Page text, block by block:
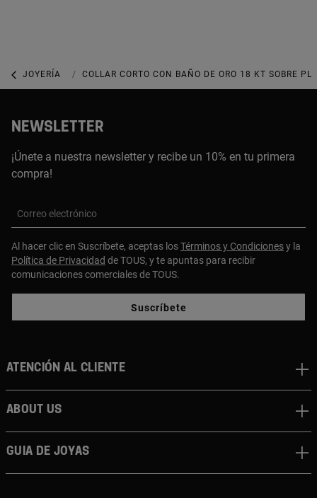
JOYERÍA COLLARES
COLLAR CORTO CON BAÑO DE ORO 18 KT SOBRE
NEWSLETTER
¡Únete a nuestra newsletter y recibe un 10% en tu primera
compra!
Correo electrónico
Al hacer clic en Suscríbete, aceptas losTérminos y Condicionesy la
Política de Privacidad de TOUS, y te apuntas para recibir
comunicaciones comerciales de TOUS.
Suscríbete
Atención al cliente
About us
Guia de joyas